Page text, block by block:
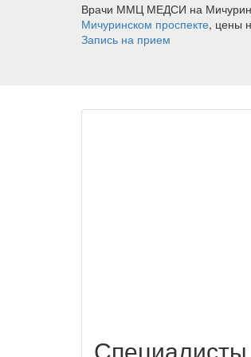
Врачи ММЦ МЕДСИ на
Мичуринском проспекте, цены
Запись на прием